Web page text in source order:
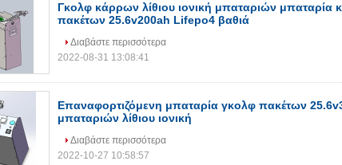
Γκολφ κάρρων λίθιου ιονική μπαταριών μπαταρία
πακέτων 25.6v200ah Lifepo4 βαθιά
Διαβάστε περισσότερα
2022-08-31 13:08:41
Επαναφορτιζόμενη μπαταρία γκολφ πακέτων
μπαταριών λίθιου ιονική
Διαβάστε περισσότερα
2022-10-27 10:58:57